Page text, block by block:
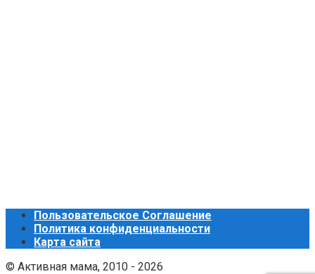
Пользовательское Соглашение
Политика конфиденциальности
Карта сайта
© Активная мама, 2010 - 2026